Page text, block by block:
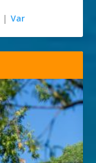
| Var